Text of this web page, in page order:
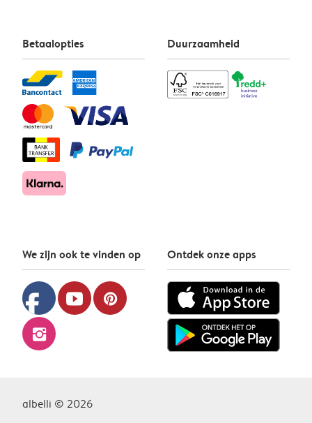
Betaalopties Duurzaamheid
We zijn ook te vinden op
facebook youtube pinterest
instagram
Ontdek onze apps
albelli © 2026